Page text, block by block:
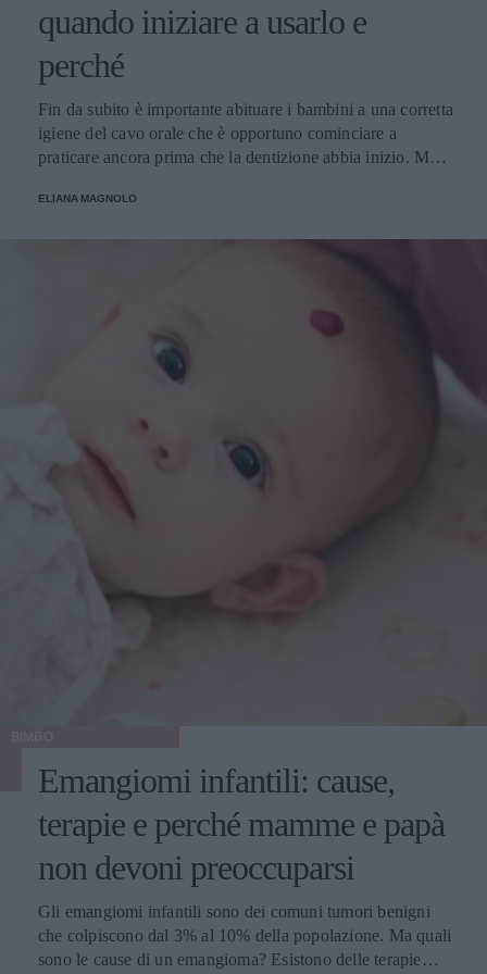
quando iniziare a usarlo e
perché
Fin da subito è importante abituare i bambini a una corretta
igiene del cavo orale che è opportuno cominciare a
praticare ancora prima che la dentizione abbia inizio. Ma
elettrico? Da quale età?
ELIANA MAGNOLO
Emangiomi infantili: cause,
terapie e perché mamme e papà
non devoni preoccuparsi
Gli emangiomi infantili sono dei comuni tumori benigni
che colpiscono dal 3% al 10% della popolazione. Ma quali
sono le cause di un emangioma? Esistono delle terapie